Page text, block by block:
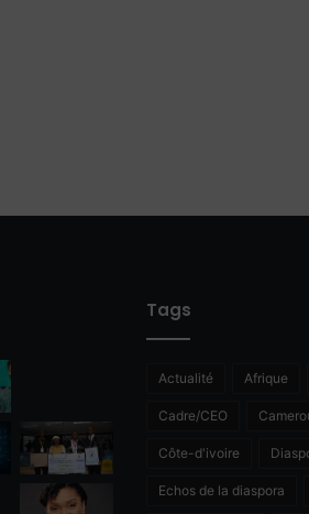
Tags
Actualité Afrique
Cadre/CEO
Côte-d'ivoire
Echos de la diaspora